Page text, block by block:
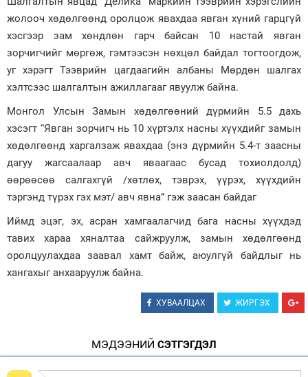
жолооч хөдөлгөөнд оролцож явахдаа явган хүний гарцгүй
хэсгээр зам хөндлөн гарч байсан 10 настай явган
зорчигчийг мөргөж, гэмтээсэн нөхцөл байдал тогтоогдож,
уг хэрэгт Тээврийн цагдаагийн албаны Мөрдөн шалгах
хэлтсээс шалгалтын ажиллагааг явуулж байна.
Монгол Улсын Замын хөдөлгөөний дүрмийн 5.5 дахь
хэсэгт “Явган зорчигч нь 10 хүртэлх насны хүүхдийг замын
хөдөлгөөнд харгалзаж явахдаа (энэ дүрмийн 5.4-т заасны
дагуу жагсаалаар авч яваагаас бусад тохиолдолд)
өөрөөсөө салгахгүй /хөтлөх, тэврэх, үүрэх, хүүхдийн
тэргэнд түрэх гэх мэт/ авч явна” гэж заасан байдаг
Иймд эцэг, эх, асран хамгаалагчид бага насны хүүхдэд
тавих хараа хяналтаа сайжруулж, замын хөдөлгөөнд
оролцуулахдаа заавал хамт байж, аюулгүй байдлыг нь
хангахыг анхааруулж байна.
ХУВААЛЦАХ ЖИРГЭХ
МЭДЭЭНИЙ СЭТГЭГДЭЛ